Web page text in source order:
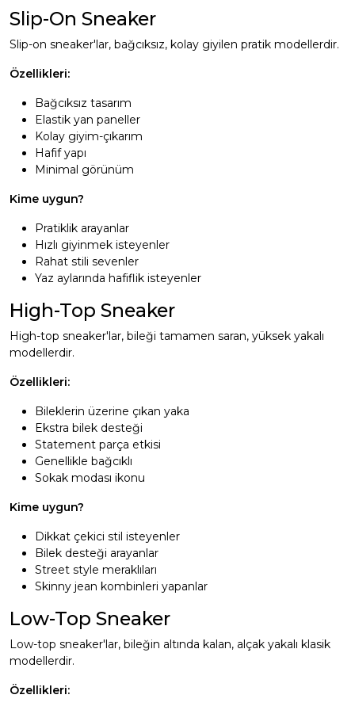
Slip-On Sneaker
Slip-on sneaker'lar, bağcıksız, kolay giyilen pratik modellerdir.
Özellikleri:
Bağcıksız tasarım
Elastik yan paneller
Kolay giyim-çıkarım
Hafif yapı
Minimal görünüm
Kime uygun?
Pratiklik arayanlar
Hızlı giyinmek isteyenler
Rahat stili sevenler
Yaz aylarında hafiflik isteyenler
High-Top Sneaker
High-top sneaker'lar, bileği tamamen saran, yüksek yakalı
modellerdir.
Özellikleri:
Bileklerin üzerine çıkan yaka
Ekstra bilek desteği
Statement parça etkisi
Genellikle bağcıklı
Sokak modası ikonu
Kime uygun?
Dikkat çekici stil isteyenler
Bilek desteği arayanlar
Street style meraklıları
Skinny jean kombinleri yapanlar
Low-Top Sneaker
Low-top sneaker'lar, bileğin altında kalan, alçak yakalı klasik
modellerdir.
Özellikleri: